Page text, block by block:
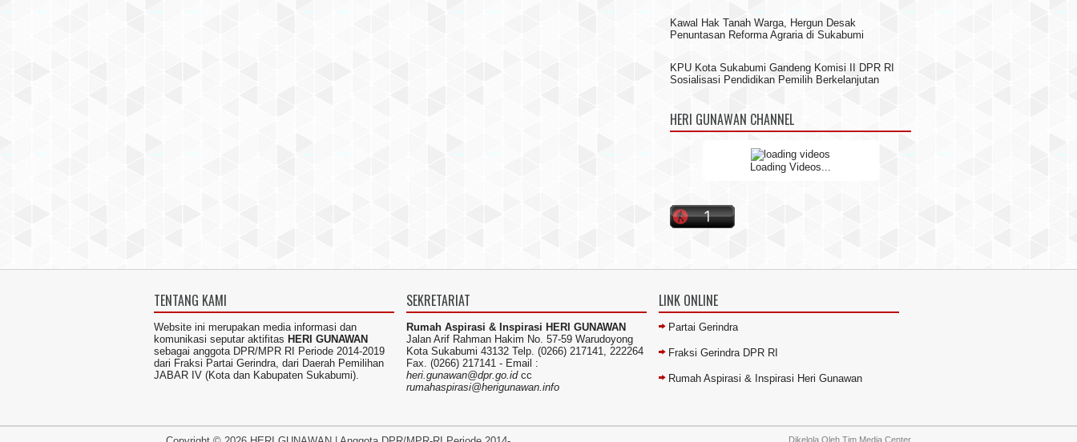
Kawal Hak Tanah Warga, Hergun Desak
Penuntasan Reforma Agraria di Sukabumi
KPU Kota Sukabumi Gandeng Komisi II DPR RI
Sosialisasi Pendidikan Pemilih Berkelanjutan
HERI GUNAWAN CHANNEL
Loading Videos...
TENTANG KAMI
Website ini merupakan media informasi dan
komunikasi seputar aktifitas HERI GUNAWAN
sebagai anggota DPR/MPR RI Periode 2014-2019
dari Fraksi Partai Gerindra, dari Daerah Pemilihan
JABAR IV (Kota dan Kabupaten Sukabumi).
SEKRETARIAT
Rumah Aspirasi & Inspirasi HERI GUNAWAN
Jalan Arif Rahman Hakim No. 57-59 Warudoyong
Kota Sukabumi 43132 Telp. (0266) 217141, 222264
Fax. (0266) 217141 - Email :
heri.gunawan@dpr.go.idcc
rumahaspirasi@herigunawan.info
LINK ONLINE
Partai Gerindra
Fraksi Gerindra DPR RI
Rumah Aspirasi & Inspirasi Heri Gunawan
Dikelola Oleh Tim Media Center